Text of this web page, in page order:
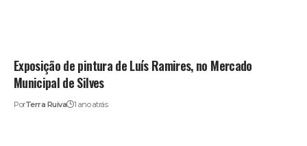
Exposição de pintura de Luís Ramires, no Mercado
Municipal de Silves
PorTerra Ruiva 1 ano atrás